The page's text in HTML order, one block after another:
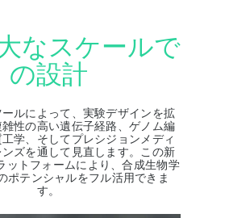
なスケールで
の設計
ルによって、実験デザインを拡
性の高い遺伝子経路、ゲノム編
学、そしてプレシジョンメディ
ズを通して見直します。この新
ットフォームにより、合成生物学
ポテンシャルをフル活用できま
す。